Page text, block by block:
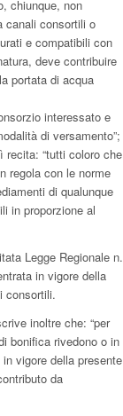
chiunque, non
canali consortili o
e compatibili con
deve contribuire
portata di acqua
interessato e
di versamento”;
recita: “tutti coloro che
regola con le norme
di qualunque
in proporzione al
Legge Regionale n.
in vigore della
consortili.
inoltre che: “per
bonifica rivedono o in
vigore della presente
da